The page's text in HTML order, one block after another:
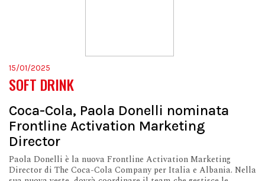
15/01/2025
SOFT DRINK
Coca-Cola, Paola Donelli nominata
Frontline Activation Marketing
Director
Paola Donelli è la nuova Frontline Activation Marketing
Director di The Coca-Cola Company per Italia e Albania. Nella